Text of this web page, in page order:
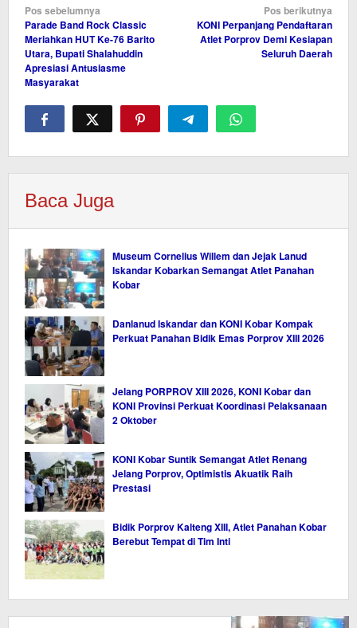
Navigasi
pos
Pos sebelumnya
Parade Band Rock Classic
Meriahkan HUT Ke-76 Barito
Utara, Bupati Shalahuddin
Apresiasi Antusiasme
Masyarakat
Pos berikutnya
KONI Perpanjang Pendaftaran
Atlet Porprov Demi Kesiapan
Seluruh Daerah
Baca Juga
Museum Cornelius Willem dan Jejak Lanud
Iskandar Kobarkan Semangat Atlet Panahan
Kobar
Danlanud Iskandar dan KONI Kobar Kompak
Perkuat Panahan Bidik Emas Porprov XIII 2026
Jelang PORPROV XIII 2026, KONI Kobar dan
KONI Provinsi Perkuat Koordinasi Pelaksanaan
2 Oktober
KONI Kobar Suntik Semangat Atlet Renang
Jelang Porprov, Optimistis Akuatik Raih
Prestasi
Bidik Porprov Kalteng XIII, Atlet Panahan Kobar
Berebut Tempat di Tim Inti